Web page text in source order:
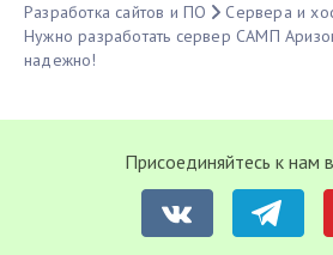
Разработка сайтов и ПО
Сервера и
Нужно разработать сервер САМП
надежно!
Присоединяйтесь к нам